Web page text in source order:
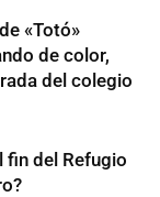
«Totó»
de color,
del colegio
fin del Refugio